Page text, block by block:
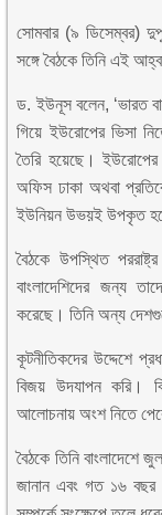
সোমবার (৯ ডিসেম্বর)
সঙ্গে বৈঠকে তিনি এই
ড. ইউনূস বলেন, ‘ভারত
গিয়ে ইউরোপের ভিসা
তৈরি হয়েছে। ইউরোপের
অফিস ঢাকা অথবা
ইউনিয়ন উভয়ই উপকৃত
বৈঠকে উপস্থিত
বাংলাদেশিদের জন্য
করেছে। তিনি অন্য
কূটনীতিকদের উদ্দেশে
বিজয় উদযাপন করি।
আলোচনায় অংশ নিতে
বৈঠকে তিনি
জানান এবং গত ১৬ বছর